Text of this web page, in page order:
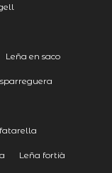
Leña en saco
Leña fortià